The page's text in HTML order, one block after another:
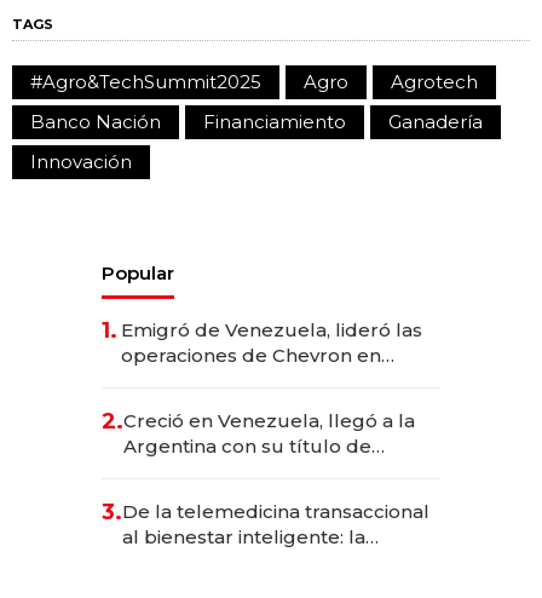
TAGS
#Agro&TechSummit2025 Agro
Agrotech
Banco Nación
Financiamiento
Ganadería
Innovación
Popular
1. Emigró de Venezuela, lideró las
operaciones de Chevron en
2.Creció en Venezuela, llegó a la
Argentina con su título de
las marcas "fast premium"
3.De la telemedicina transaccional
al bienestar inteligente: la